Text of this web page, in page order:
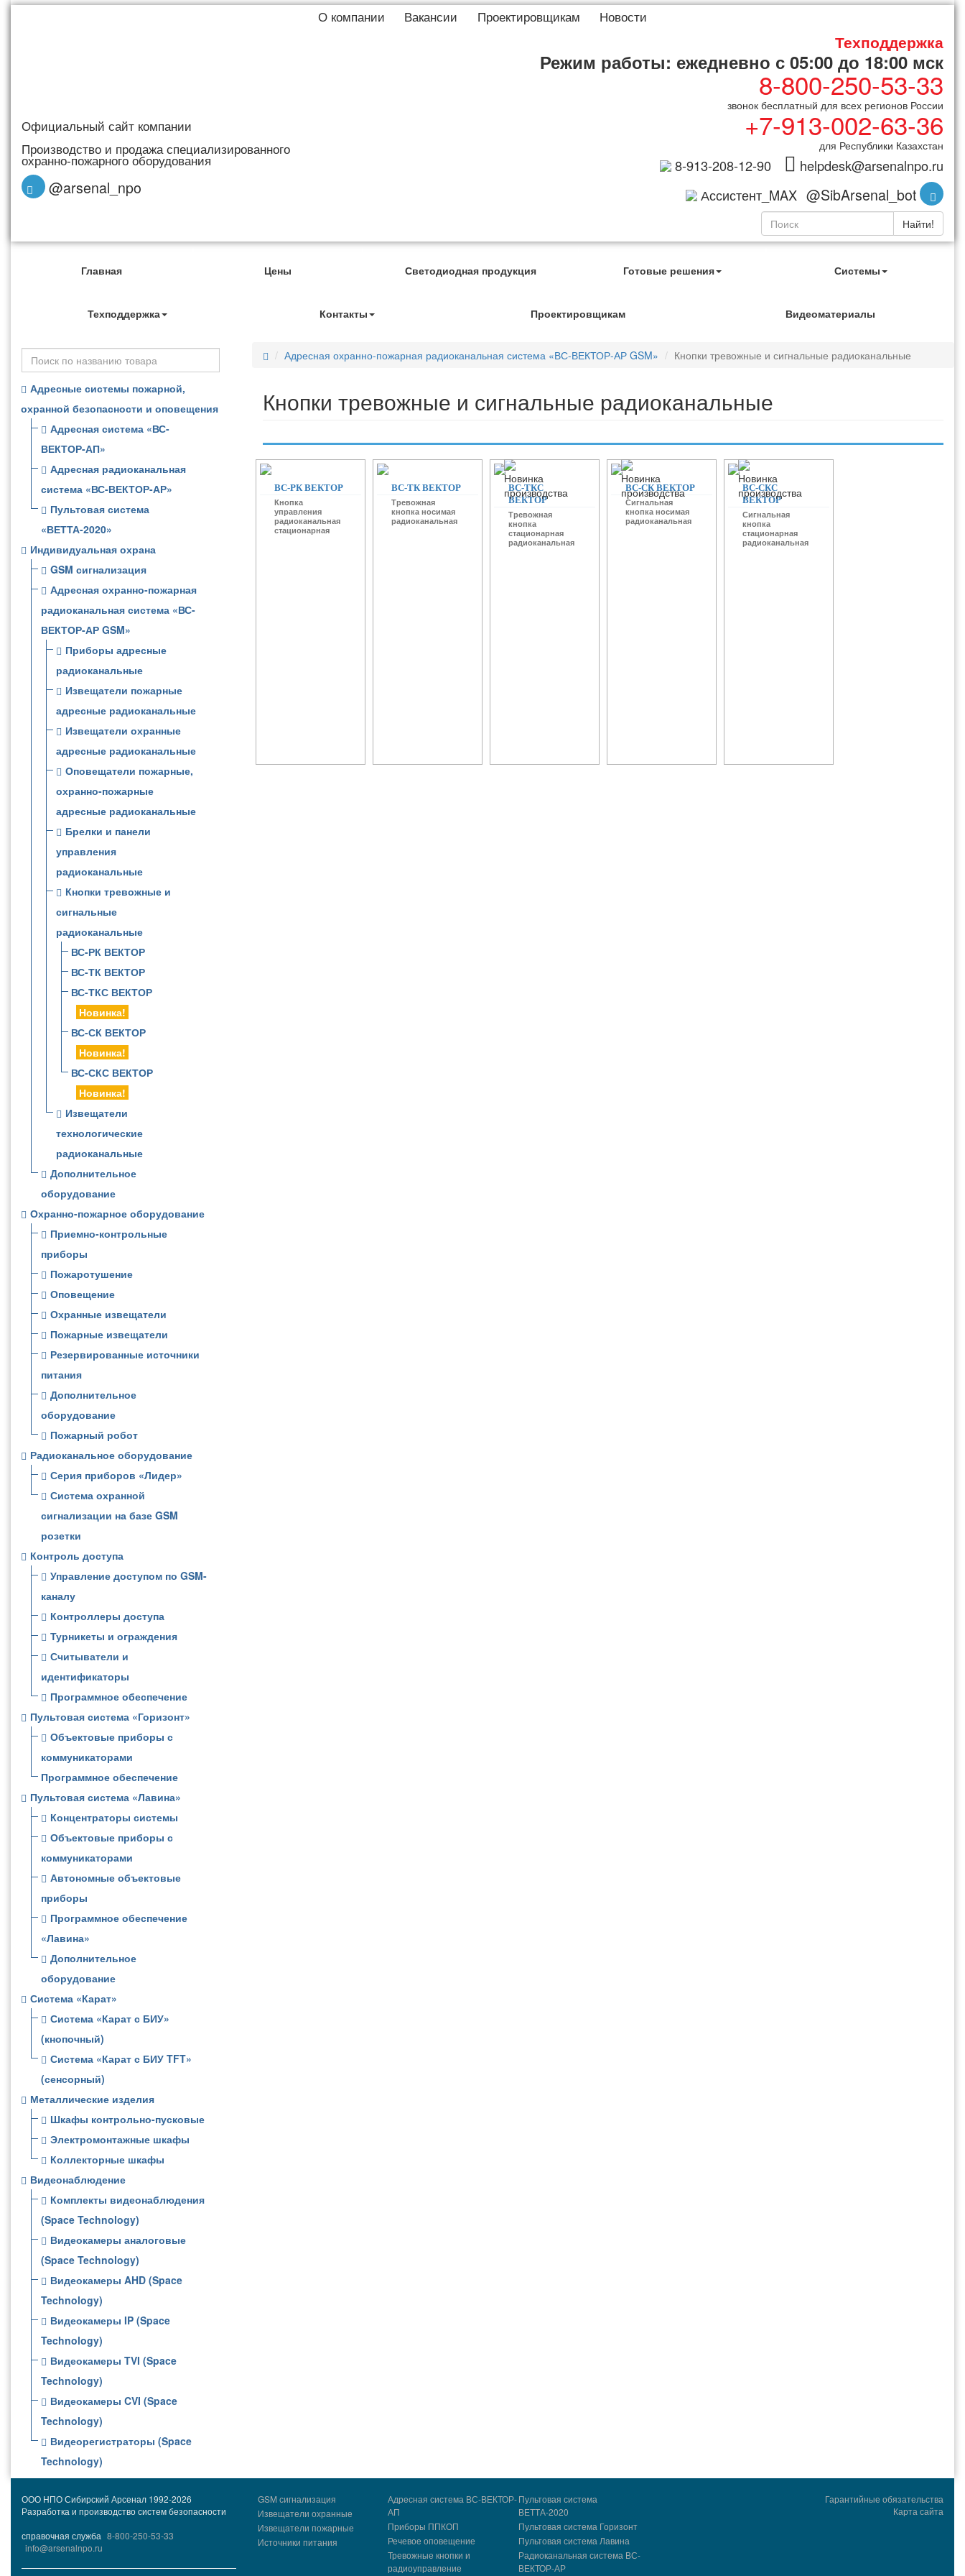
О компании Вакансии Проектировщикам Новости
Официальный сайт компании
Производство и продажа специализированного
охранно-пожарного оборудования
@arsenal_npo
Техподдержка
Режим работы: ежедневно с 05:00 до 18:00 мск
8-800-250-53-33
звонок бесплатный для всех регионов России
+7-913-002-63-36
для Республики Казахстан
8-913-208-12-90
helpdesk@arsenalnpo.ru
Ассистент_MAX @SibArsenal_bot
Найти!
Главная Цены Светодиодная продукция Готовые решения Системы
Техподдержка Контакты Проектировщикам Видеоматериалы
Адресные системы пожарной,
охранной безопасности и оповещения
Адресная система «ВС-
ВЕКТОР-АП»
Адресная радиоканальная
система «ВС-ВЕКТОР-АР»
Пультовая система
«ВЕТТА-2020»
Индивидуальная охрана
GSM сигнализация
Адресная охранно-пожарная
радиоканальная система «ВС-
ВЕКТОР-АР GSM»
Приборы адресные
радиоканальные
Извещатели пожарные
адресные радиоканальные
Извещатели охранные
адресные радиоканальные
Оповещатели пожарные,
охранно-пожарные
адресные радиоканальные
Брелки и панели
управления
радиоканальные
Кнопки тревожные и
сигнальные
радиоканальные
ВС-РК ВЕКТОР
ВС-ТК ВЕКТОР
ВС-ТКС ВЕКТОР
Новинка!
ВС-СК ВЕКТОР
Новинка!
ВС-СКС ВЕКТОР
Новинка!
Извещатели
технологические
радиоканальные
Дополнительное
оборудование
Охранно-пожарное оборудование
Приемно-контрольные
приборы
Пожаротушение
Оповещение
Охранные извещатели
Пожарные извещатели
Резервированные источники
питания
Дополнительное
оборудование
Пожарный робот
Радиоканальное оборудование
Серия приборов «Лидер»
Система охранной
сигнализации на базе GSM
розетки
Контроль доступа
Управление доступом по GSM-
каналу
Контроллеры доступа
Турникеты и ограждения
Считыватели и
идентификаторы
Программное обеспечение
Пультовая система «Горизонт»
Объектовые приборы с
коммуникаторами
Программное обеспечение
Пультовая система «Лавина»
Концентраторы системы
Объектовые приборы с
коммуникаторами
Автономные объектовые
приборы
Программное обеспечение
«Лавина»
Дополнительное
оборудование
Система «Карат»
Система «Карат с БИУ»
(кнопочный)
Система «Карат с БИУ TFT»
(сенсорный)
Металлические изделия
Шкафы контрольно-пусковые
Электромонтажные шкафы
Коллекторные шкафы
Видеонаблюдение
Комплекты видеонаблюдения
(Space Technology)
Видеокамеры аналоговые
(Space Technology)
Видеокамеры AHD (Space
Technology)
Видеокамеры IP (Space
Technology)
Видеокамеры TVI (Space
Technology)
Видеокамеры CVI (Space
Technology)
Видеорегистраторы (Space
Technology)
Адресная охранно-пожарная радиоканальная система «ВС-ВЕКТОР-АР GSM» Кнопки тревожные и сигнальные радиоканальные
Кнопки тревожные и сигнальные радиоканальные
ВС-РК ВЕКТОР
Кнопка
управления
радиоканальная
стационарная
ВС-ТК ВЕКТОР
Тревожная
кнопка носимая
радиоканальная
ВС-ТКС
ВЕКТОР
Тревожная
кнопка
стационарная
радиоканальная
ВС-СК ВЕКТОР
Сигнальная
кнопка носимая
радиоканальная
ВС-СКС
ВЕКТОР
Сигнальная
кнопка
стационарная
радиоканальная
ООО НПО Сибирский Арсенал 1992-2026
Разработка и производство систем безопасности
справочная служба 8-800-250-53-33
info@arsenalnpo.ru
GSM сигнализация
Извещатели охранные
Извещатели пожарные
Источники питания
Адресная система ВС-ВЕКТОР-
АП
Приборы ППКОП
Речевое оповещение
Тревожные кнопки и
радиоуправление
Пультовая система
ВЕТТА-2020
Пультовая система Горизонт
Пультовая система Лавина
Радиоканальная система ВС-
ВЕКТОР-АР
Гарантийные обязательства
Карта сайта